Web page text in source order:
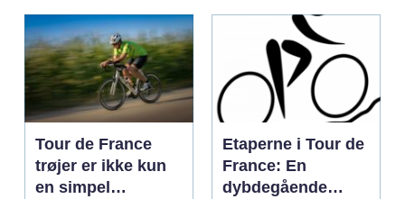
Tour de France
trøjer er ikke kun
en simpel
Etaperne i Tour de
France: En
dybdegående